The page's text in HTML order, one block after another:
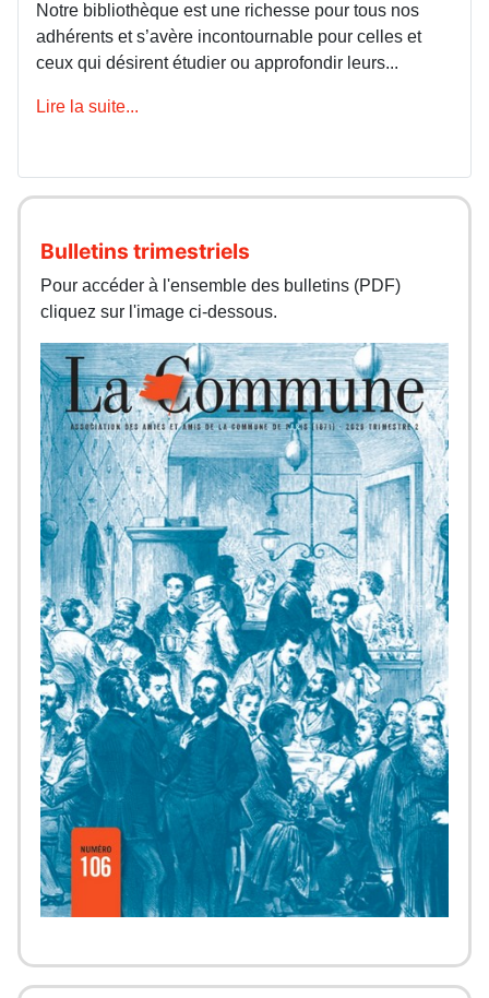
Notre bibliothèque est une richesse pour tous nos
adhérents et s’avère incontournable pour celles et
ceux qui désirent étudier ou approfondir leurs...
Lire la suite...
Bulletins trimestriels
Pour accéder à l'ensemble des bulletins (PDF)
cliquez sur l'image ci-dessous.